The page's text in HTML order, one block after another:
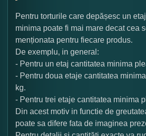
Pentru torturile care depășesc un
minima poate fi mai mare decat cea
menționata pentru fiecare produs.
De exemplu, in general:
- Pentru un etaj cantitatea minima
- Pentru doua etaje cantitatea
kg.
- Pentru trei etaje cantitatea minima
Din acest motiv in functie de
poate sa difere fata de imaginea